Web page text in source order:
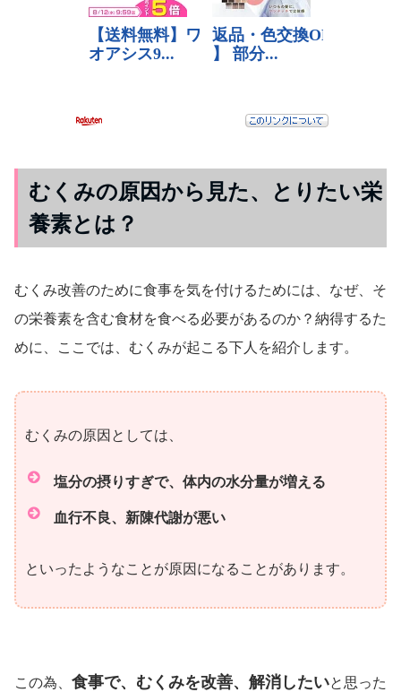
むくみの原因から見た、とりたい栄
養素とは？
むくみ改善のために食事を気を付けるためには、なぜ、そ
の栄養素を含む食材を食べる必要があるのか？納得するた
めに、ここでは、むくみが起こる下人を紹介します。
むくみの原因としては、
塩分の摂りすぎで、体内の水分量が増える
血行不良、新陳代謝が悪い
といったようなことが原因になることがあります。
この為、 食事で、むくみを改善、解消したいと思った